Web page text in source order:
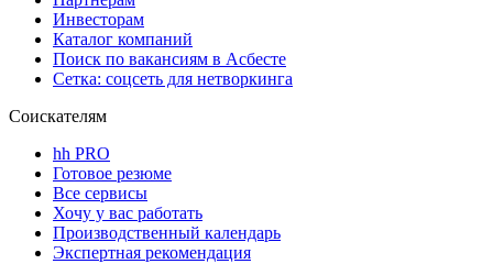
Инвесторам
Каталог компаний
Поиск по вакансиям в Асбесте
Сетка: соцсеть для нетворкинга
Соискателям
hh PRO
Готовое резюме
Все сервисы
Хочу у вас работать
Производственный календарь
Экспертная рекомендация